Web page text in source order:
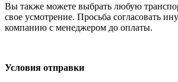
Вы также можете выбрать любую
свое усмотрение. Просьба согласовать
компанию с менеджером до оплаты.
Условия отправки